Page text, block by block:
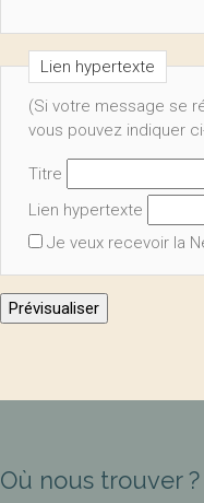
Lien hypertexte
(Si votre message se
vous pouvez indiquer
Titre
Lien hypertexte
Je veux recevoir la
Où nous trouver ?